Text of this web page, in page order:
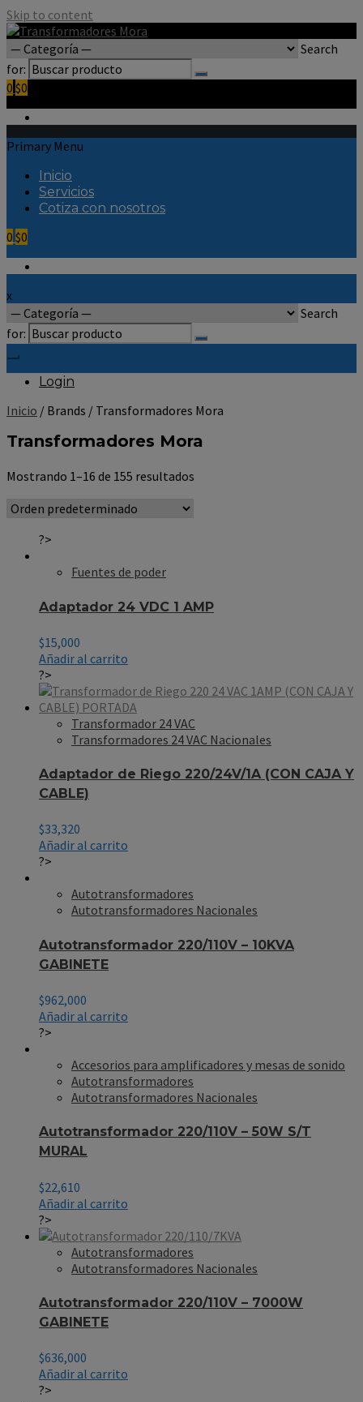
Skip to content
Search
for:
0 $0
Primary Menu
Inicio
Servicios
Cotiza con nosotros
0 $0
x
Search
for:
Login
Inicio / Brands / Transformadores Mora
Transformadores Mora
Mostrando 1–16 de 155 resultados
?>
Fuentes de poder
Adaptador 24 VDC 1 AMP
$15,000
Añadir al carrito
?>
Transformador 24 VAC
Transformadores 24 VAC Nacionales
Adaptador de Riego 220/24V/1A (CON CAJA Y
CABLE)
$33,320
Añadir al carrito
?>
Autotransformadores
Autotransformadores Nacionales
Autotransformador 220/110V – 10KVA
GABINETE
$962,000
Añadir al carrito
?>
Accesorios para amplificadores y mesas de sonido
Autotransformadores
Autotransformadores Nacionales
Autotransformador 220/110V – 50W S/T
MURAL
$22,610
Añadir al carrito
?>
Autotransformadores
Autotransformadores Nacionales
Autotransformador 220/110V – 7000W
GABINETE
$636,000
Añadir al carrito
?>